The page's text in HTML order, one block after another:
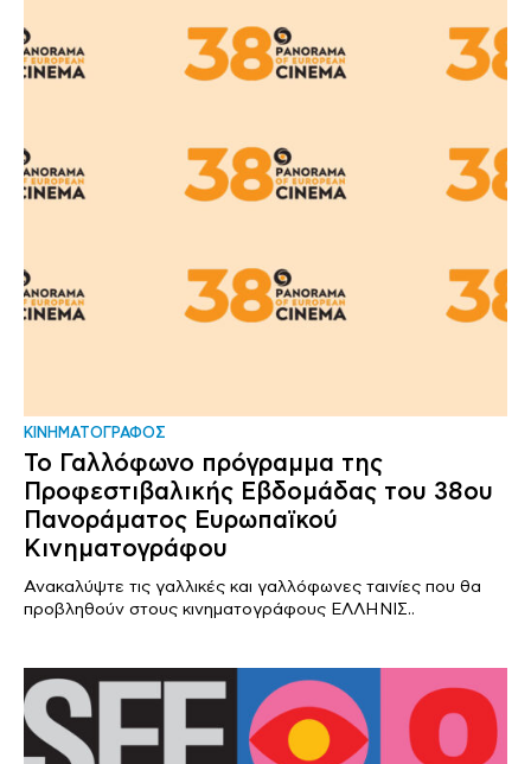
ΚΙΝΗΜΑΤΟΓΡΑΦΟΣ
Το Γαλλόφωνο πρόγραμμα της
Προφεστιβαλικής Εβδομάδας του 38ου
Πανοράματος Ευρωπαϊκού
Κινηματογράφου
Ανακαλύψτε τις γαλλικές και γαλλόφωνες ταινίες που θα
προβληθούν στους κινηματογράφους ΕΛΛΗΝΙΣ..